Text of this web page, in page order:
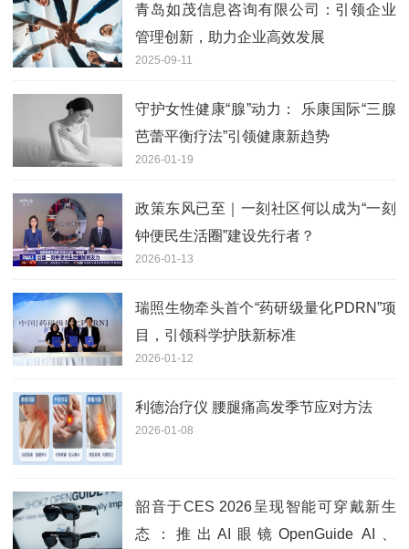
青岛如茂信息咨询有限公司：引领企业
管理创新，助力企业高效发展
2025-09-11
守护女性健康“腺”动力： 乐康国际“三腺
芭蕾平衡疗法”引领健康新趋势
2026-01-19
政策东风已至｜一刻社区何以成为“一刻
钟便民生活圈”建设先行者？
2026-01-13
瑞照生物牵头首个“药研级量化PDRN”项
目，引领科学护肤新标准
2026-01-12
利德治疗仪 腰腿痛高发季节应对方法
2026-01-08
韶音于CES 2026呈现智能可穿戴新生
态：推出AI眼镜OpenGuide AI、